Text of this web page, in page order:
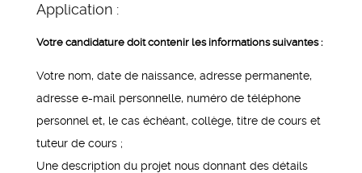
Application :
Votre candidature doit contenir les informations suivantes :
Votre nom, date de naissance, adresse permanente,
adresse e-mail personnelle, numéro de téléphone
personnel et, le cas échéant, collège, titre de cours et
tuteur de cours ;
Une description du projet nous donnant des détails